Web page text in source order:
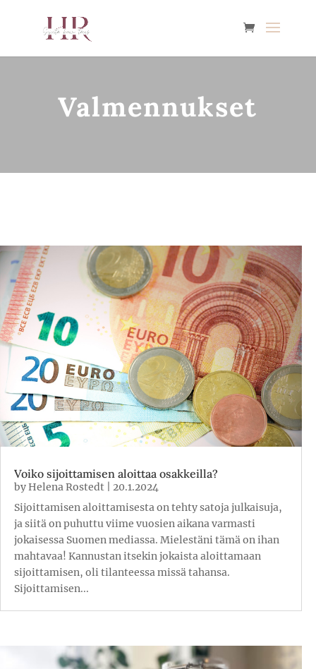
Valmennukset
Voiko sijoittamisen aloittaa osakkeilla?
byHelena Rostedt
20.1.2024
Sijoittamisen aloittamisesta on tehty satoja julkaisuja,
ja siitä on puhuttu viime vuosien aikana varmasti
jokaisessa Suomen mediassa. Mielestäni tämä on ihan
mahtavaa! Kannustan itsekin jokaista aloittamaan
sijoittamisen, oli tilanteessa missä tahansa.
Sijoittamisen...